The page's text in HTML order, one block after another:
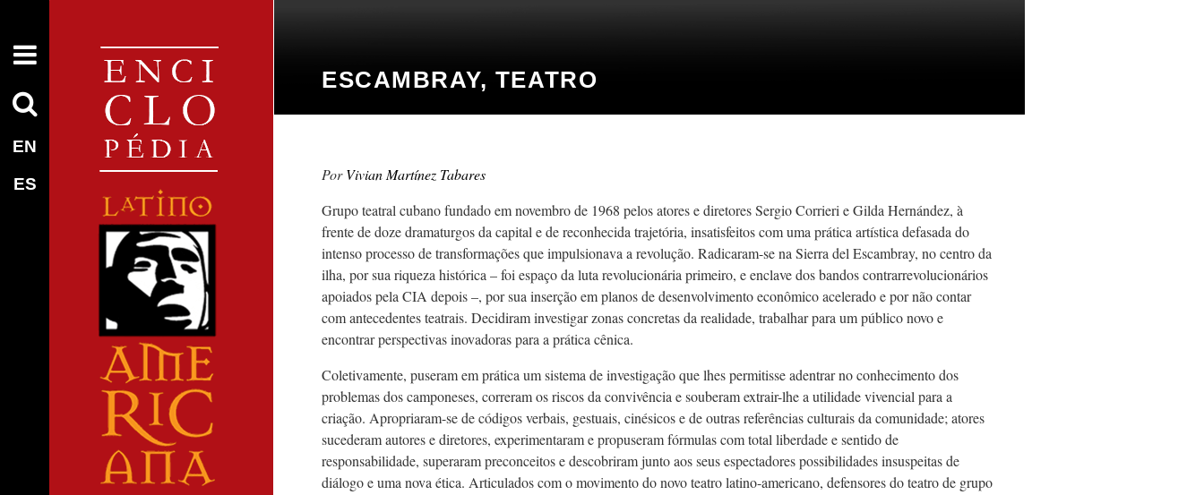
EN
ES
ESCAMBRAY, TEATRO
Vivian Martínez Tabares
Grupo teatral cubano fundado em novembro de 1968 pelos atores e diretores Sergio Corrieri e Gilda Hernández, à
frente de doze dramaturgos da capital e de reconhecida trajetória, insatisfeitos com uma prática artística defasada do
intenso processo de transformações que impulsionava a revolução. Radicaram-se na Sierra del Escambray, no centro da
ilha, por sua riqueza histórica – foi espaço da luta revolucionária primeiro, e enclave dos bandos contrarrevolucionários
apoiados pela CIA depois –, por sua inserção em planos de desenvolvimento econômico acelerado e por não contar
com antecedentes teatrais. Decidiram investigar zonas concretas da realidade, trabalhar para um público novo e
encontrar perspectivas inovadoras para a prática cênica.
Coletivamente, puseram em prática um sistema de investigação que lhes permitisse adentrar no conhecimento dos
problemas dos camponeses, correram os riscos da convivência e souberam extrair-lhe a utilidade vivencial para a
criação. Apropriaram-se de códigos verbais, gestuais, cinésicos e de outras referências culturais da comunidade; atores
sucederam autores e diretores, experimentaram e propuseram fórmulas com total liberdade e sentido de
responsabilidade, superaram preconceitos e descobriram junto aos seus espectadores possibilidades insuspeitas de
diálogo e uma nova ética. Articulados com o movimento do novo teatro latino-americano, defensores do teatro de grupo